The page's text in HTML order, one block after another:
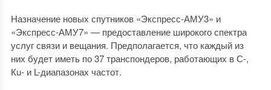
Назначение новых спутников «Экспресс-АМУ3» и
«Экспресс-АМУ7» — предоставление широкого спектра
услуг связи и вещания. Предполагается, что каждый из
них будет иметь по 37 транспондеров, работающих в С-,
Кu- и L-диапазонах частот.